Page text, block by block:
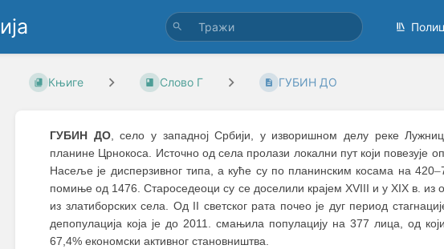
Књиге Слово Г ГУБИН ДО
ГУБИН ДО, село у западној Србији, у изворишном делу реке
планине Црнокоса. Источно од села пролази локални пут који
Насеље је дисперзивног типа, а куће су по планинским косама на 420–
помиње од 1476. Староседеоци су се доселили крајем XVIII и у XIX в.
из златиборских села. Од II светског рата почео је дуг период
депопулација која је до 2011. смањила популацију на 377 лица, од
67,4% економски активног становништва.